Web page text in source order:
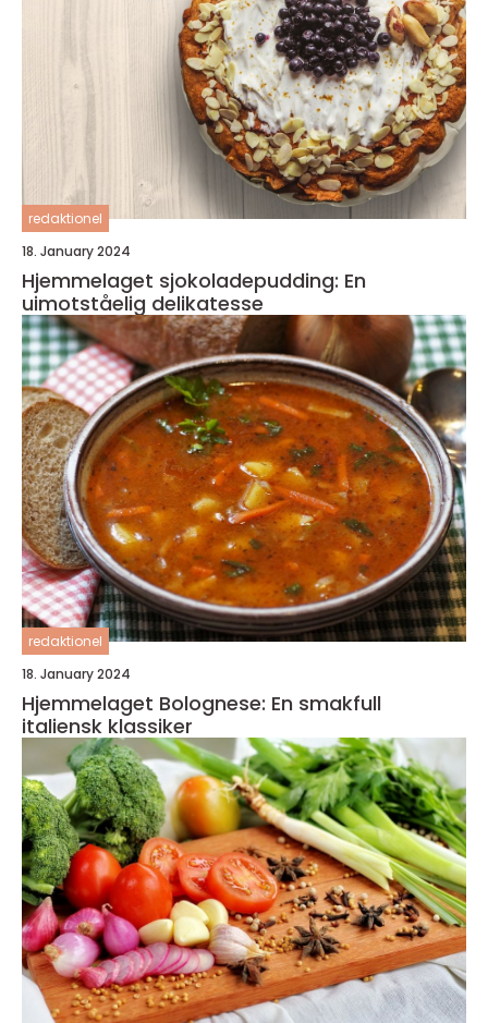
redaktionel
18. January 2024
Hjemmelaget sjokoladepudding: En
uimotståelig delikatesse
redaktionel
18. January 2024
Hjemmelaget Bolognese: En smakfull
italiensk klassiker